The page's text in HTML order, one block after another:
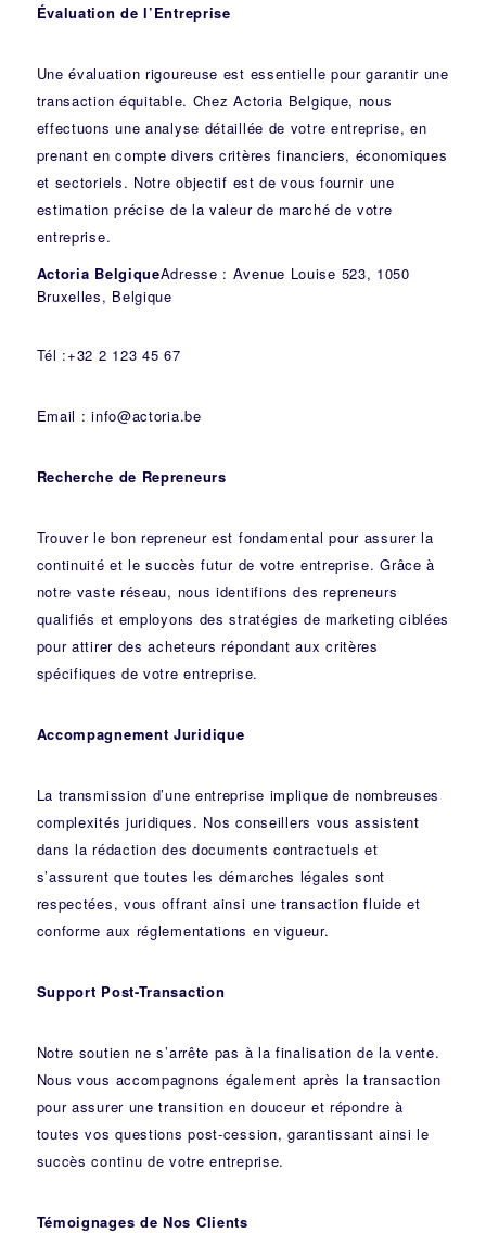
Évaluation de l’Entreprise
Une évaluation rigoureuse est essentielle pour garantir une
transaction équitable. Chez Actoria Belgique, nous
effectuons une analyse détaillée de votre entreprise, en
prenant en compte divers critères financiers, économiques
et sectoriels. Notre objectif est de vous fournir une
estimation précise de la valeur de marché de votre
entreprise.
Actoria BelgiqueAdresse : Avenue Louise 523, 1050
Bruxelles, Belgique
Tél :+32 2 123 45 67
Email : info@actoria.be
Recherche de Repreneurs
Trouver le bon repreneur est fondamental pour assurer la
continuité et le succès futur de votre entreprise. Grâce à
notre vaste réseau, nous identifions des repreneurs
qualifiés et employons des stratégies de marketing ciblées
pour attirer des acheteurs répondant aux critères
spécifiques de votre entreprise.
Accompagnement Juridique
La transmission d’une entreprise implique de nombreuses
complexités juridiques. Nosconseillers vous assistent
dans la rédaction des documents contractuels et
s’assurent que toutes les démarches légales sont
respectées, vous offrant ainsi une transaction fluide et
conforme aux réglementations en vigueur.
Support Post-Transaction
Notre soutien ne s’arrête pas à la finalisation de la vente.
Nous vous accompagnons également après la transaction
pour assurer une transition en douceur et répondre à
toutes vos questions post-cession, garantissant ainsi le
succès continu de votre entreprise.
Témoignages de Nos Clients